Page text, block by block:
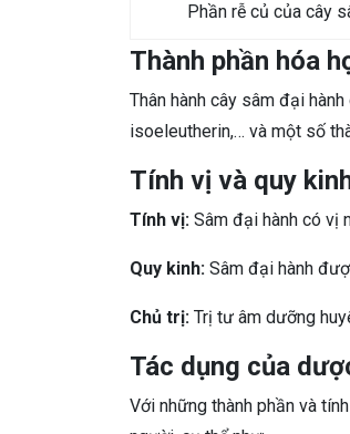
Phần rễ củ của cây
Thành phần hóa
Thân hành cây sâm đại
isoeleutherin,… và một số
Tính vị và quy
Tính vị: Sâm đại hành có vị
Quy kinh: Sâm đại hành
Chủ trị: Trị tư âm dưỡng
Tác dụng của
Với những thành phần và